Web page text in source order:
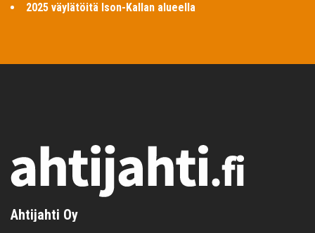
2025 väylätöitä Ison-Kallan alueella
Ahtijahti Oy